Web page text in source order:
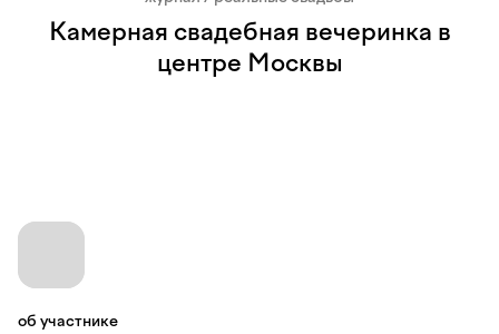
Камерная свадебная вечеринка в
центре Москвы
об участнике